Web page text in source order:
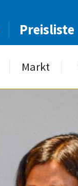
Preisliste
Markt